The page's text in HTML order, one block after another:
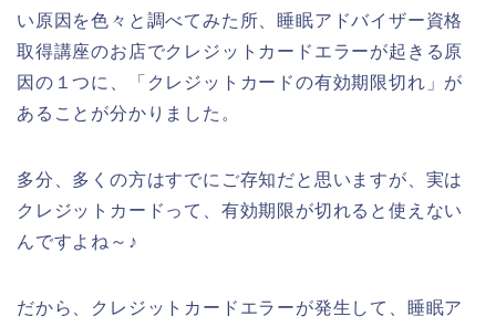
い原因を色々と調べてみた所、睡眠アドバイザー資格
取得講座のお店でクレジットカードエラーが起きる原
因の１つに、「クレジットカードの有効期限切れ」が
あることが分かりました。
多分、多くの方はすでにご存知だと思いますが、実は
クレジットカードって、有効期限が切れると使えない
んですよね～♪
だから、クレジットカードエラーが発生して、睡眠ア